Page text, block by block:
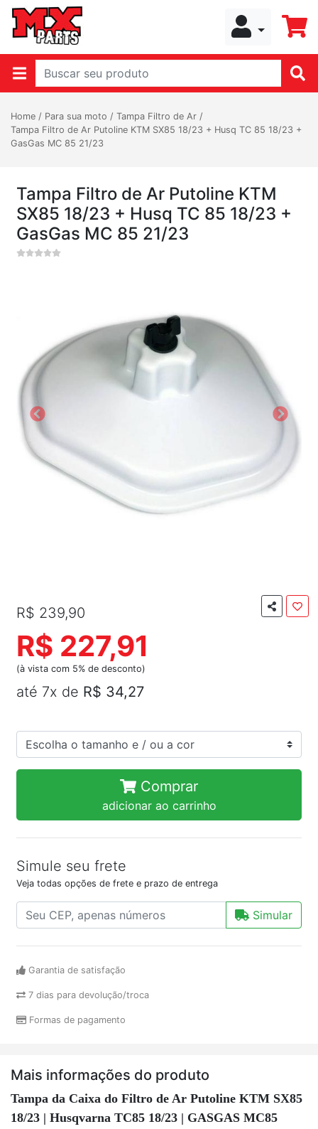
Home / Para sua moto / Tampa Filtro de Ar /
Tampa Filtro de Ar Putoline KTM SX85 18/23 + Husq TC 85 18/23 +
GasGas MC 85 21/23
Tampa Filtro de Ar Putoline KTM
SX85 18/23 + Husq TC 85 18/23 +
GasGas MC 85 21/23
R$ 239,90
R$ 227,91
(à vista com 5% de desconto)
até 7x de R$ 34,27
Comprar
adicionar ao carrinho
Simule seu frete
Veja todas opções de frete e prazo de entrega
Simular
Garantia de satisfação
7 dias para devolução/troca
Formas de pagamento
Mais informações do produto
Tampa da Caixa do Filtro de Ar Putoline KTM SX85
18/23 | Husqvarna TC85 18/23 | GASGAS MC85